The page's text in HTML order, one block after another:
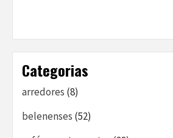
Categorias
arredores (8)
belenenses (52)